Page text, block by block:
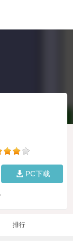
PC下载
排行